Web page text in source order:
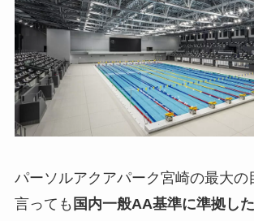
パーソルアクアパーク宮崎の最大の
言っても 国内一般AA基準に準拠し